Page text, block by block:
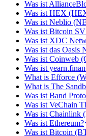
Was ist
Was ist HEX
Was ist Neblio
Was ist Bitcoin
Was ist XDC
Was ist das Oasis
Was ist Coinweb
Was ist
What is Efforce
What is The
Was ist Band
Was ist VeChain
Was ist Chainlink
Was ist Ethereum?
Was ist Bitcoin